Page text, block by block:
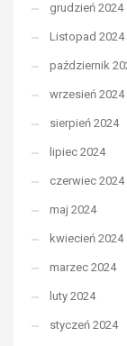
grudzień 2024
Listopad 2024
październik
wrzesień 2024
sierpień 2024
lipiec 2024
czerwiec 2024
maj 2024
kwiecień 2024
marzec 2024
luty 2024
styczeń 2024